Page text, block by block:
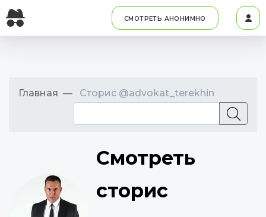
СМОТРЕТЬ АНОНИМНО
Главная Сторис @advokat_terekhin
Смотреть
сторис